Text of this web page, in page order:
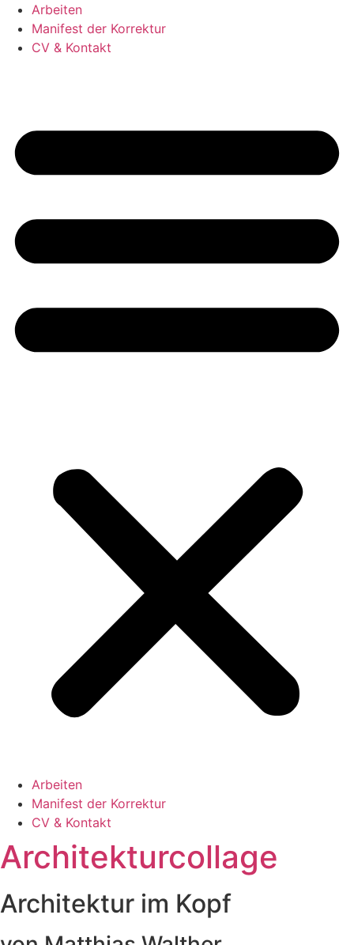
Arbeiten
Manifest der Korrektur
CV & Kontakt
Arbeiten
Manifest der Korrektur
CV & Kontakt
Architekturcollage
Architektur im Kopf